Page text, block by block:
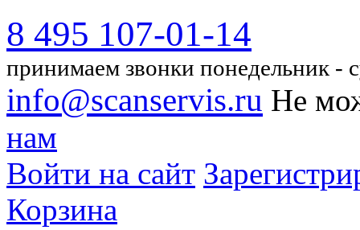
8 495 107-01-14
принимаем звонки понедельник -
info@scanservis.ru Не
нам
Войти на сайт
Корзина